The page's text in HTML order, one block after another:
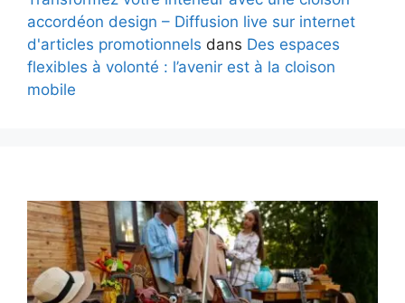
accordéon design – Diffusion live sur internet
d'articles promotionnels dans Des espaces
flexibles à volonté : l’avenir est à la cloison
mobile